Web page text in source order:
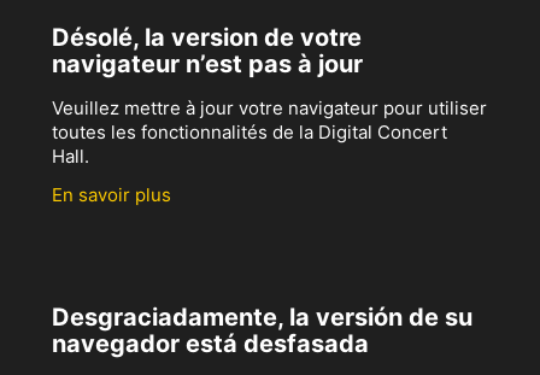
Désolé, la version de votre
navigateur n’est pas à jour
Veuillez mettre à jour votre navigateur pour utiliser
toutes les fonctionnalités de la Digital Concert
Hall.
En savoir plus
Desgraciadamente, la versión de su
navegador está desfasada